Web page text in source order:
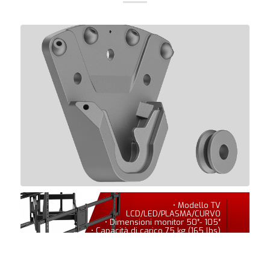
• Modello TV
LCD/LED/PLASMA/CURVO
• Dimensioni monitor 50″- 105″
• Capacità di carico 75 kg (165 lbs)